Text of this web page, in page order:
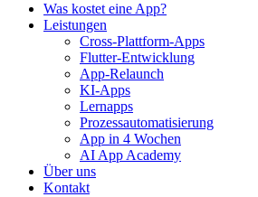
Was kostet eine App?
Leistungen
Cross-Plattform-Apps
Flutter-Entwicklung
App-Relaunch
KI-Apps
Lernapps
Prozessautomatisierung
App in 4 Wochen
AI App Academy
Über uns
Kontakt